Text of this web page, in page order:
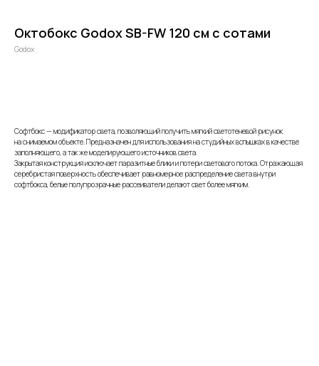
Октобокс Godox SB-FW 120 см с сотами
Godox
Софтбокс — модификатор света, позволяющий получить мягкий светотеневой рисунок
на снимаемом объекте. Предназначен для использования на студийных вспышках в качестве
заполняющего, а так же моделирующего источников света.
Закрытая конструкция исключает паразитные блики и потери светового потока. Отражающая
серебристая поверхность обеспечивает равномерное распределение света внутри
софтбокса, белые полупрозрачные рассеиватели делают свет более мягким.